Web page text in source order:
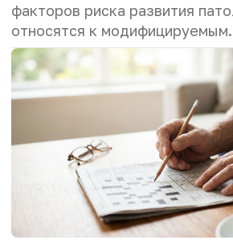
факторов риска развития
относятся к модифицируемым.